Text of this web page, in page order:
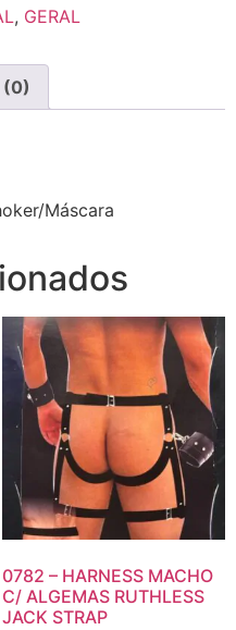
, GERAL
(0)
Máscara
0782 – HARNESS MACHO
C/ ALGEMAS RUTHLESS
JACK STRAP